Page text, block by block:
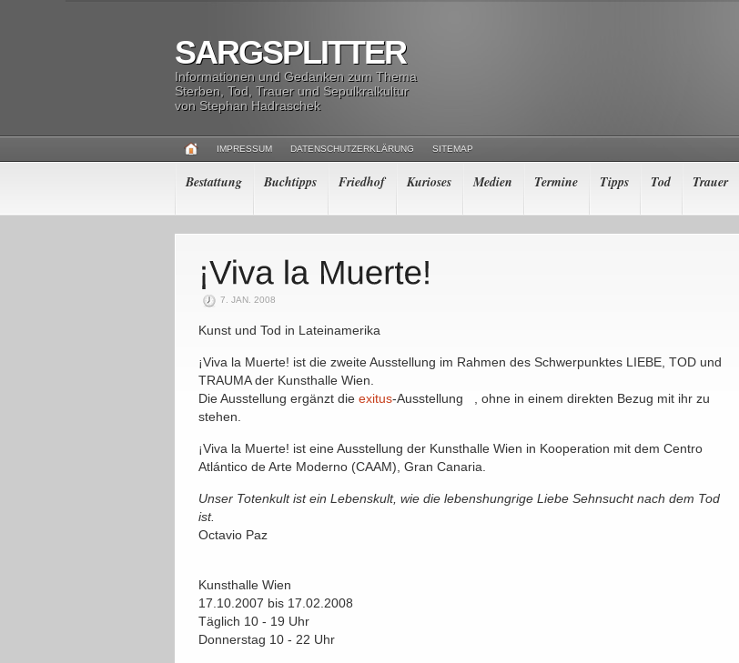
SARGSPLITTER
Informationen und Gedanken zum Thema
Sterben, Tod, Trauer und Sepulkralkultur
von Stephan Hadraschek
IMPRESSUM DATENSCHUTZERKLÄRUNG SITEMAP
Bestattung Buchtipps Friedhof Kurioses Medien Termine Tipps Tod Trauer
7. JAN. 2008
Kunst und Tod in Lateinamerika
¡Viva la Muerte! ist die zweite Ausstellung im Rahmen des Schwerpunktes LIEBE, TOD und
TRAUMA der Kunsthalle Wien.
Die Ausstellung ergänzt die exitus-Ausstellung , ohne in einem direkten Bezug mit ihr zu
stehen.
¡Viva la Muerte! ist eine Ausstellung der Kunsthalle Wien in Kooperation mit dem Centro
Atlántico de Arte Moderno (CAAM), Gran Canaria.
Unser Totenkult ist ein Lebenskult, wie die lebenshungrige Liebe Sehnsucht nach dem Tod
ist.
Octavio Paz
Kunsthalle Wien
17.10.2007 bis 17.02.2008
Täglich 10 - 19 Uhr
Donnerstag 10 - 22 Uhr